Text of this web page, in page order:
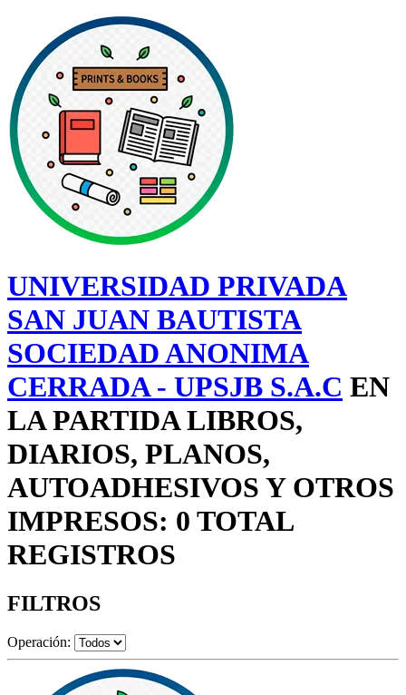
UNIVERSIDAD PRIVADA
SAN JUAN BAUTISTA
SOCIEDAD ANONIMA
CERRADA - UPSJB S.A.C EN
LA PARTIDA LIBROS,
DIARIOS, PLANOS,
AUTOADHESIVOS Y OTROS
IMPRESOS: 0 TOTAL
REGISTROS
FILTROS
Operación: